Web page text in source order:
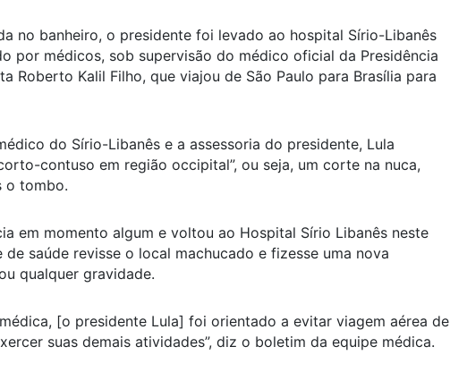
no banheiro, o presidente foi levado ao hospital Sírio-Libanês
por médicos, sob supervisão do médico oficial da Presidência
Roberto Kalil Filho, que viajou de São Paulo para Brasília para
do Sírio-Libanês e a assessoria do presidente, Lula
contuso em região occipital”, ou seja, um corte na nuca,
o tombo.
em momento algum e voltou ao Hospital Sírio Libanês neste
saúde revisse o local machucado e fizesse uma nova
qualquer gravidade.
[o presidente Lula] foi orientado a evitar viagem aérea de
suas demais atividades”, diz o boletim da equipe médica.